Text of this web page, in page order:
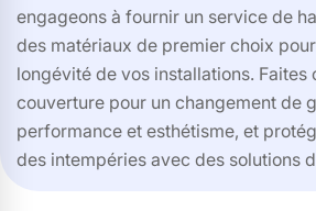
engageons à fournir un service de
des matériaux de premier choix
longévité de vos installations. Faites
couverture pour un changement de
performance et esthétisme, et
des intempéries avec des solutions